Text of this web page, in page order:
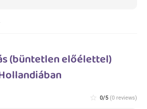
(büntetlen előélettel)
star_border 0/5 (0 reviews)